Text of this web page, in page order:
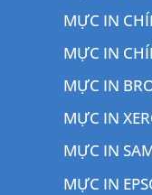
MỰC IN
MỰC IN
MỰC IN
MỰC IN
MỰC IN
MỰC IN